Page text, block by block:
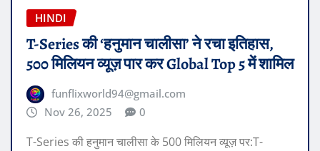
HINDI
T-Series की ‘हनुमान चालीसा’ ने रचा इतिहास,
500 मिलियन व्यूज़ पार कर Global Top 5 में शामिल
funflixworld94@gmail.com